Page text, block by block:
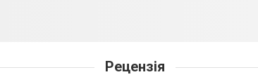
Рецензія